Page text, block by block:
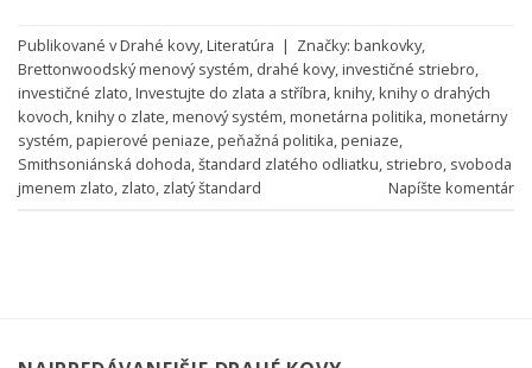
Publikované vDrahé kovy,Literatúra | Značky: bankovky,
Brettonwoodský menový systém, drahé kovy,investičné striebro,
investičné zlato,Investujte do zlata a stříbra,knihy,knihy o drahých
kovoch,knihy o zlate,menový systém,monetárna politika,monetárny
systém,papierové peniaze,peňažná politika,peniaze,
Smithsoniánská dohoda,štandard zlatého odliatku, striebro, svoboda
jmenem zlato, zlato, zlatý štandard Napíšte komentár